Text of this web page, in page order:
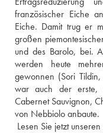
französischer Eiche
Eiche. Damit trug er
großen
und des Barolo, bei.
werden heute
gewonnen (Sori
war auch der erste,
Cabernet Sauvignon,
von Nebbiolo anbaute.
Lesen Sie jetzt